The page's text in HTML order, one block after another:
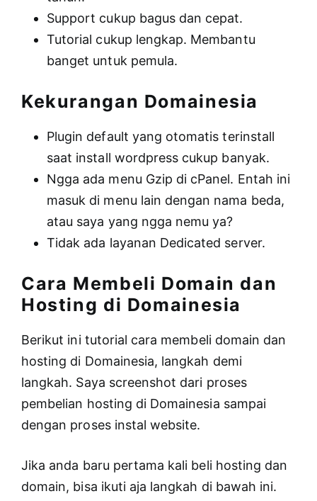
Support cukup bagus dan cepat.
Tutorial cukup lengkap. Membantu
banget untuk pemula.
Kekurangan Domainesia
Plugin default yang otomatis terinstall
saat install wordpress cukup banyak.
Ngga ada menu Gzip di cPanel. Entah ini
masuk di menu lain dengan nama beda,
atau saya yang ngga nemu ya?
Tidak ada layanan Dedicated server.
Cara Membeli Domain dan
Hosting di Domainesia
Berikut ini tutorial cara membeli domain dan
hosting di Domainesia, langkah demi
langkah. Saya screenshot dari proses
pembelian hosting di Domainesia sampai
dengan proses instal website.
Jika anda baru pertama kali beli hosting dan
domain, bisa ikuti aja langkah di bawah ini.